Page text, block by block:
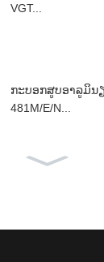
VGT...
ກະບອກສູບອາລູມິນ
481M/E/N...